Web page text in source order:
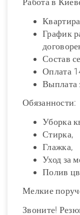
График
Состав
Оплата
Выплата
Обязанности:
Уборка
Стирка,
Глажка,
Уход за
Полив
Мелкие
Звоните!